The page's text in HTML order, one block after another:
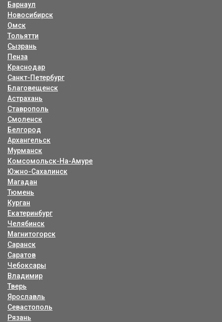
Барнаул
Новосибирск
Омск
Тольятти
Сызрань
Пенза
Краснодар
Санкт-Петербург
Благовещенск
Астрахань
Ставрополь
Смоленск
Белгород
Архангельск
Мурманск
Комсомольск-На-Амуре
Южно-Сахалинск
Магадан
Тюмень
Курган
Екатеринбург
Челябинск
Магнитогорск
Саранск
Саратов
Чебоксары
Владимир
Тверь
Ярославль
Севастополь
Рязань